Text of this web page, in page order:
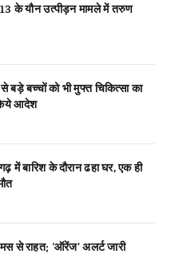
के यौन उत्पीड़न मामले में तरुण
बड़े बच्चों को भी मुफ्त चिकित्सा का
आदेश
में बारिश के दौरान ढहा घर, एक ही
से राहत; ‘ऑरेंज’ अलर्ट जारी